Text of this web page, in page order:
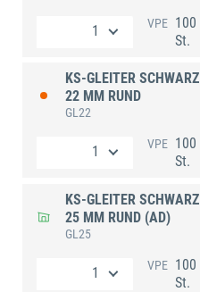
VPE 100
St.
KS-GLEITER SCHWARZ
22 MM RUND
GL22
VPE 100
St.
KS-GLEITER SCHWARZ
25 MM RUND (AD)
GL25
VPE 100
St.